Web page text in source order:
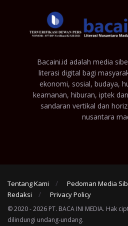
Bacaini.id adalah media
literasi digital bagi
ekonomi, sosial, budaya,
keamanan, hiburan, iptek
sandaran vertikal dan
nusantara
Tentang Kami Pedoman Media
Redaksi
Privacy Policy
© 2020 - 2026 PT. BACA INI MEDIA. Hak
dilindungi undang-undang.